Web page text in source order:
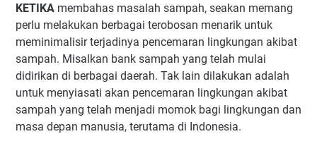
KETIKA membahas masalah sampah, seakan memang
perlu melakukan berbagai terobosan menarik untuk
meminimalisir terjadinya pencemaran lingkungan akibat
sampah. Misalkan bank sampah yang telah mulai
didirikan di berbagai daerah. Tak lain dilakukan adalah
untuk menyiasati akan pencemaran lingkungan akibat
sampah yang telah menjadi momok bagi lingkungan dan
masa depan manusia, terutama di Indonesia.